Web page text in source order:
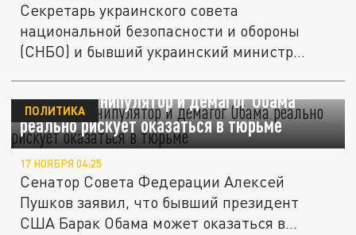
Секретарь украинского совета
национальной безопасности и обороны
(СНБО) и бывший украинский министр
Пушков: манипулятор и демагог Обама
реально рискует оказаться в тюрьме
ПОЛИТИКА
17 НОЯБРЯ 04:25
Сенатор Совета Федерации Алексей
Пушков заявил, что бывший президент
США Барак Обама может оказаться в